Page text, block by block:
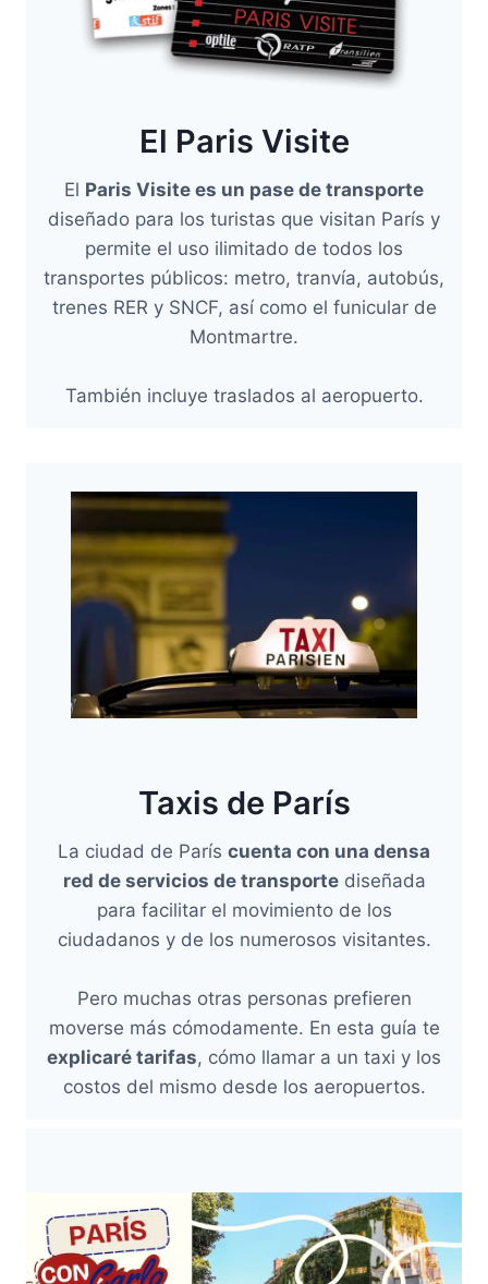
El Paris Visite
El Paris Visite es un pase de transporte
diseñado para los turistas que visitan París y
permite el uso ilimitado de todos los
transportes públicos: metro, tranvía, autobús,
trenes RER y SNCF, así como el funicular de
Montmartre.
También incluye traslados al aeropuerto.
Taxis de París
La ciudad de París cuenta con una densa
red de servicios de transportediseñada
para facilitar el movimiento de los
ciudadanos y de los numerosos visitantes.
Pero muchas otras personas prefieren
moverse más cómodamente. En esta guía te
explicaré tarifas, cómo llamar a un taxi y los
costos del mismo desde los aeropuertos.